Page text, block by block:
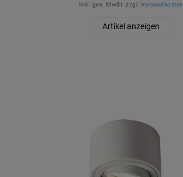
inkl. ges. MwSt. zzgl. Versandkosten
Artikel anzeigen